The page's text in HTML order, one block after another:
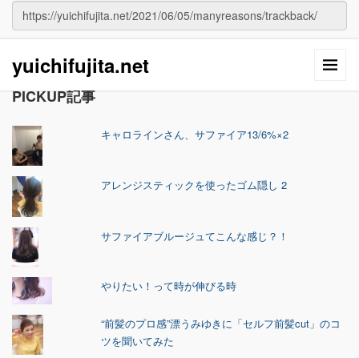
yuichifujita.net
PICKUP記事
キャロラインさん、サファイア13/6%×2
アレンジスティックを使ったゴム隠し 2
サファイアブルージュてこんな感じ？！
やりたい！って時が伸びる時
“前髪のプロ感”漂うみゆきに「セルフ前髪cut」のコ
ツを聞いてみた